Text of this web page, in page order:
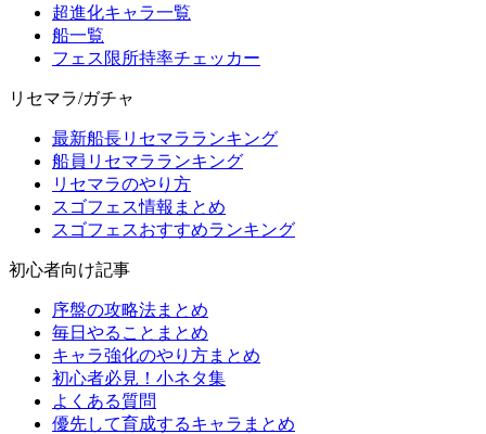
超進化キャラ一覧
船一覧
フェス限所持率チェッカー
リセマラ/ガチャ
最新船長リセマラランキング
船員リセマラランキング
リセマラのやり方
スゴフェス情報まとめ
スゴフェスおすすめランキング
初心者向け記事
序盤の攻略法まとめ
毎日やることまとめ
キャラ強化のやり方まとめ
初心者必見！小ネタ集
よくある質問
優先して育成するキャラまとめ